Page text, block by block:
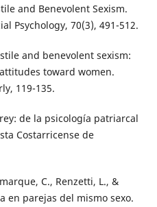
and Benevolent Sexism.
Psychology, 70(3), 491-512.
and benevolent sexism:
toward women.
119-135.
de la psicología patriarcal
Costarricense de
C., Renzetti, L., &
en parejas del mismo sexo.